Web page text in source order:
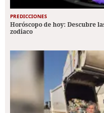
PREDICCIONES
Horóscopo de hoy: Descubre
zodiaco